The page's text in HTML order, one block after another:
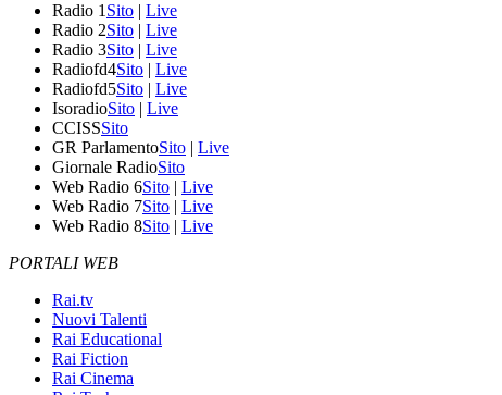
Radio 1 Sito | Live
Radio 2Sito | Live
Radio 3Sito | Live
Radiofd4Sito | Live
Radiofd5Sito | Live
IsoradioSito | Live
CCISSSito
GR ParlamentoSito | Live
Giornale RadioSito
Web Radio 6Sito | Live
Web Radio 7Sito | Live
Web Radio 8Sito | Live
PORTALI WEB
Rai.tv
Nuovi Talenti
Rai Educational
Rai Fiction
Rai Cinema